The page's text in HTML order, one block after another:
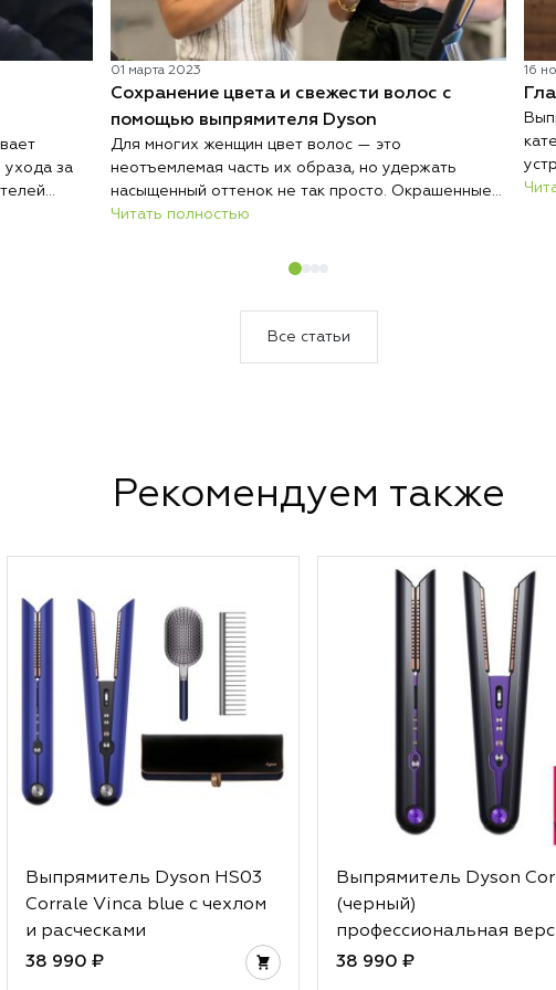
ухода за
01 марта 2023
Сохранение цвета и свежести волос с
помощью выпрямителя Dyson
Для многих женщин цвет волос — это
неотъемлемая часть их образа, но удержать
насыщенный оттенок не так просто. Окрашенные
волосы могут быстро терять яркость под
выцветанию и тусклости. Выпрямитель Dyson
технологию бережной укладки без перегревания.
Читать полностью
16
Все статьи
Рекомендуем также
Выпрямитель Dyson HS03
Corrale Vinca blue с чехлом
и расческами
38 990 ₽
Выпрямитель Dyson
(черный)
профессиональная
38 990 ₽